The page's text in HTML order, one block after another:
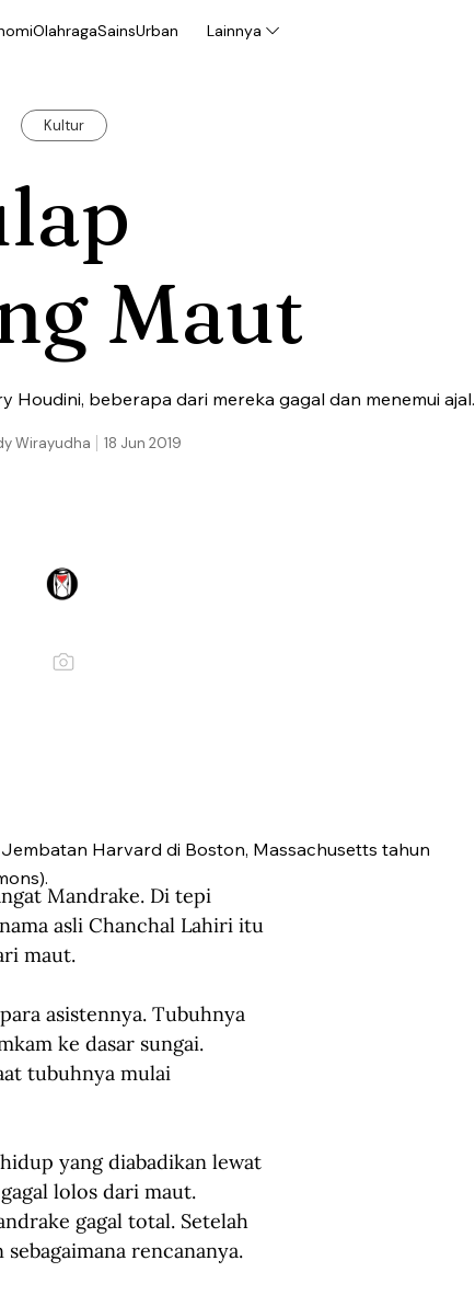
OlahragaSainsUrban Lainnya
Kultur
Maut
beberapa dari mereka gagal dan menemui ajal.
18 Jun 2019
Wirayudha
Harvard di Boston, Massachusetts tahun
Mandrake. Di tepi
asli Chanchal Lahiri itu
maut.
asistennya. Tubuhnya
ke dasar sungai.
tubuhnya mulai
yang diabadikan lewat
lolos dari maut.
gagal total. Setelah
rencananya.